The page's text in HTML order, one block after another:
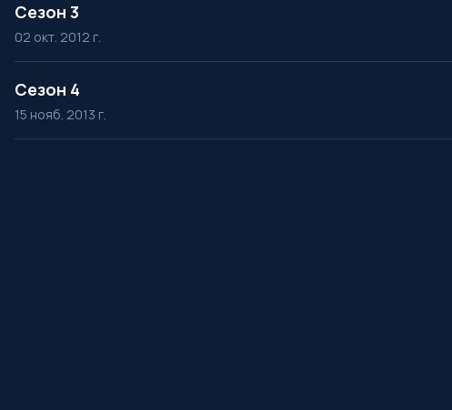
Сезон 3
02 окт. 2012 г.
Сезон 4
15 нояб. 2013 г.